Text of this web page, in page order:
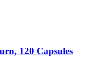
120 Capsules